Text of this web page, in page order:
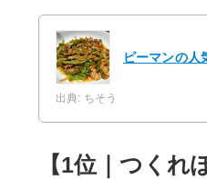
ピーマンの人
出典: ちそう
【1位｜つく